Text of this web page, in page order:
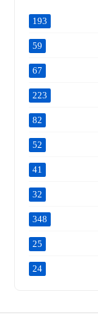
193
59
67
223
82
52
41
32
348
25
24